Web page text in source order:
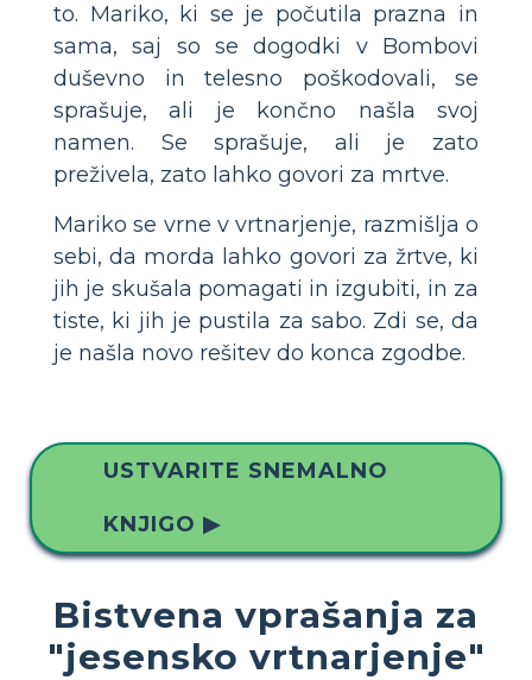
to. Mariko, ki se je počutila prazna in
sama, saj so se dogodki v Bombovi
duševno in telesno poškodovali, se
sprašuje, ali je končno našla svoj
namen. Se sprašuje, ali je zato
preživela, zato lahko govori za mrtve.
Mariko se vrne v vrtnarjenje, razmišlja o
sebi, da morda lahko govori za žrtve, ki
jih je skušala pomagati in izgubiti, in za
tiste, ki jih je pustila za sabo. Zdi se, da
je našla novo rešitev do konca zgodbe.
USTVARITE SNEMALNO
KNJIGO ▶
Bistvena vprašanja za
"jesensko vrtnarjenje"